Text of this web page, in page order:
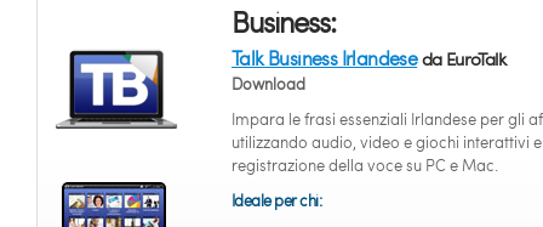
Business:
Talk Business Irlandeseda EuroTalk
Download
Impara le frasi essenziali Irlandese per gli
utilizzando audio, video e giochi interattivi e
registrazione della voce su PC e Mac.
Ideale per chi: